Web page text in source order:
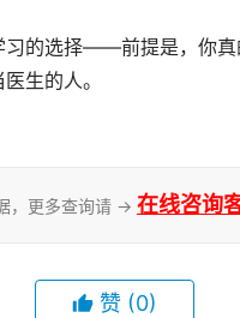
的选择——前提是，你真
生的人。
，更多查询请 → 在线咨询
赞 (0)